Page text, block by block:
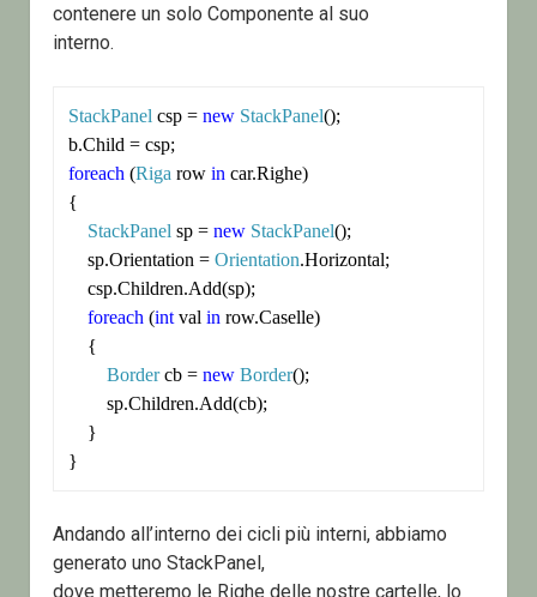
contenere un solo Componente al suo
interno.
StackPanel csp = new StackPanel();
foreach (Riga row in car.Righe)
{
StackPanel sp = new StackPanel();
    sp.Orientation =
Orientation.Horizontal;
foreach (int val in row.Caselle)
Border cb = new Border();
}
Andando all’interno dei cicli più interni, abbiamo
generato uno StackPanel,
dove metteremo le Righe delle nostre cartelle, lo